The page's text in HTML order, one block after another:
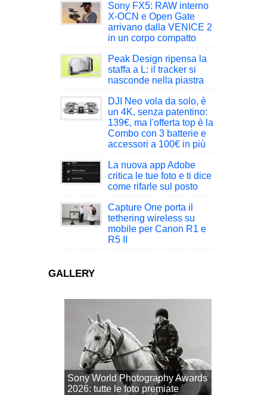
Sony FX5: RAW interno
X-OCN e Open Gate
arrivano dalla VENICE 2
in un corpo compatto
Peak Design ripensa la
staffa a L: il tracker si
nasconde nella piastra
DJI Neo vola da solo, è
un 4K, senza patentino:
139€, ma l'offerta top è la
Combo con 3 batterie e
accessori a 100€ in più
La nuova app Adobe
critica le tue foto e ti dice
come rifarle sul posto
Capture One porta il
tethering wireless su
mobile per Canon R1 e
R5 II
GALLERY
Sony World Photography Awards
2026: tutte le foto premiate